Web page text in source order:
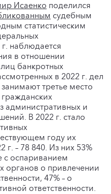
Исаенко поделился
судебным
статистическим
наблюдается
в отношении
банкротных
в 2022 г. дел
третье место
административных и
В 2022 г. стало
году их
г. – 78 840. Из них 53%
с оспариванием
органов о привлечении
47% – о
ответственности.